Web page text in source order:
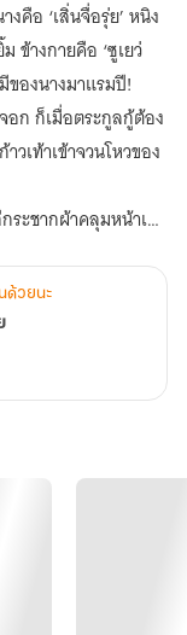
คือ ‘เสิ่นจื่อรุ่ย’ หนิง
ข้างกายคือ ‘ซูเยว่
องนางมาแรมปี!
อก ก็เมื่อตระกูลกู้ต้อง
วเท้าเข้าจวนโหวของ
ะชากผ้าคลุมหน้าเจ้า
ทั้งเมืองหลวง
งแสนอัปมงคลนี้ให้...
ะเบียงโรงเตี๊ยม
ด้วยนะ